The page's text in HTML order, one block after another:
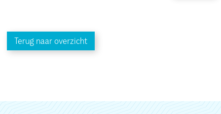
Terug naar overzicht